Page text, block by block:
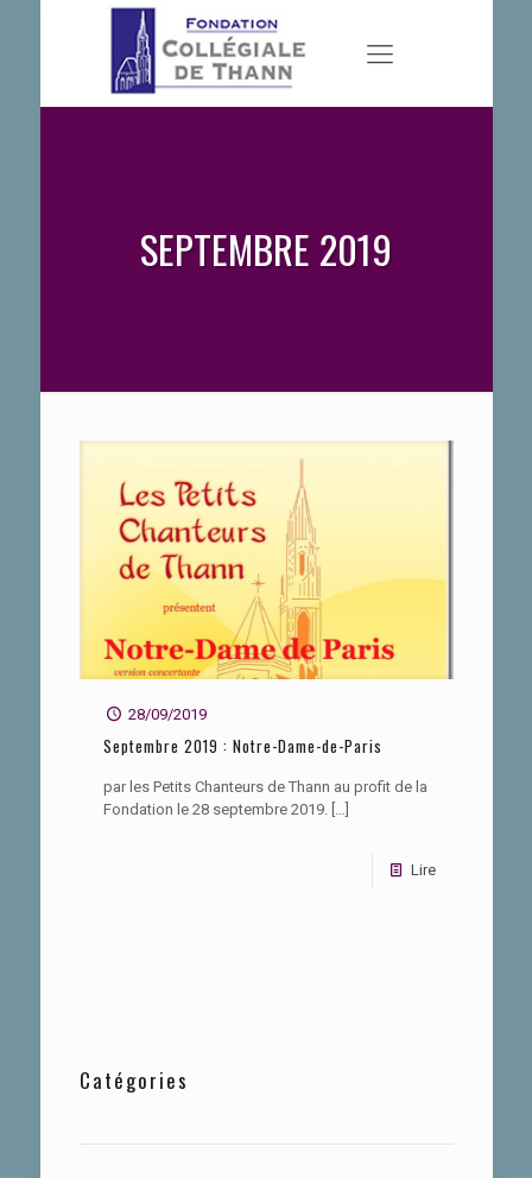
SEPTEMBRE 2019
28/09/2019
Septembre 2019 : Notre-Dame-de-Paris
par les Petits Chanteurs de Thann au profit de la
Fondation le 28 septembre 2019.[…]
Lire
Catégories